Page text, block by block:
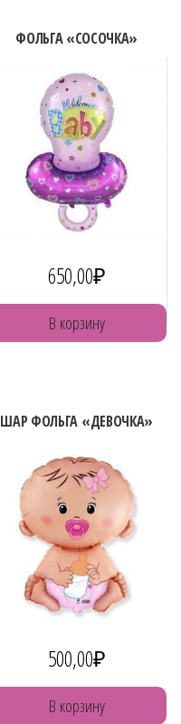
ФОЛЬГА «СОСОЧКА»
650,00₽
В корзину
ШАР ФОЛЬГА «ДЕВОЧКА»
500,00₽
В корзину